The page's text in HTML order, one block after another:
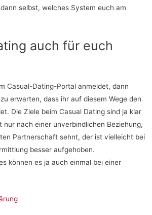
selbst, welches System euch am
auch für euch
Casual-Dating-Portal anmeldet, dann
erwarten, dass ihr auf diesem Wege den
Die Ziele beim Casual Dating sind ja klar
nur nach einer unverbindlichen Beziehung,
Partnerschaft sehnt, der ist vielleicht bei
besser aufgehoben.
können es ja auch einmal bei einer